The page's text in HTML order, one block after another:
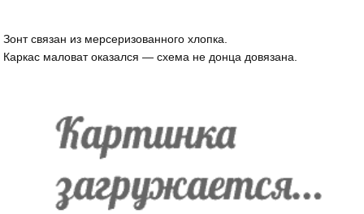
Зонт связан из мерсеризованного хлопка.
Каркас маловат оказался — схема не донца довязана.